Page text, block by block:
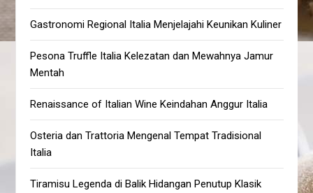
Gastronomi Regional Italia Menjelajahi Keunikan Kuliner
Pesona Truffle Italia Kelezatan dan Mewahnya Jamur
Mentah
Renaissance of Italian Wine Keindahan Anggur Italia
Osteria dan Trattoria Mengenal Tempat Tradisional
Italia
Tiramisu Legenda di Balik Hidangan Penutup Klasik